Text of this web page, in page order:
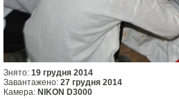
Знято: 19 грудня 2014
Завантажено: 27 грудня 2014
Камера: NIKON D3000